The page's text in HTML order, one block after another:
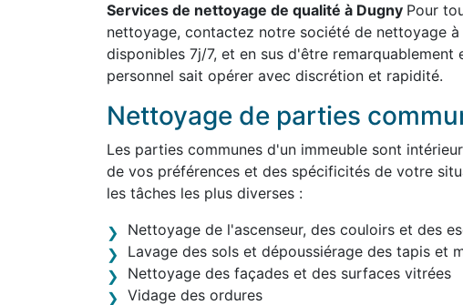
Services de nettoyage de qualité à Dugny Pour
nettoyage, contactez notre société de nettoyage
disponibles 7j/7, et en sus d'être
personnel sait opérer avec discrétion et rapidité.
Nettoyage de parties
Les parties communes d'un immeuble sont
de vos préférences et des spécificités de votre
les tâches les plus diverses :
Nettoyage de l'ascenseur, des couloirs et des
Lavage des sols et dépoussiérage des tapis et
Nettoyage des façades et des surfaces vitrées
Vidage des ordures